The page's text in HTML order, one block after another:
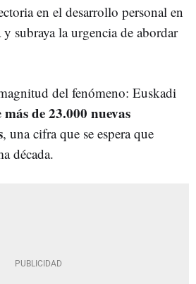
en el desarrollo personal en
subraya la urgencia de abordar
del fenómeno: Euskadi
más de 23.000 nuevas
, una cifra que se espera que
década.